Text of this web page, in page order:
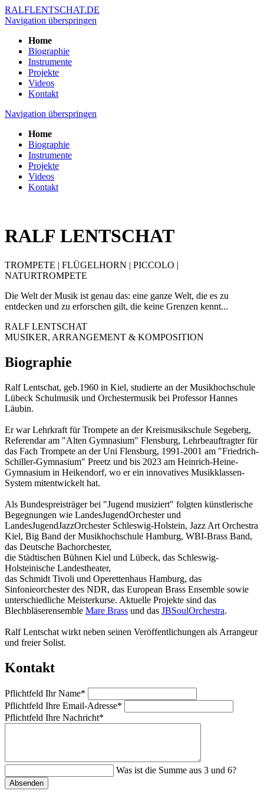
RALFLENTSCHAT.DE
Navigation überspringen
Home
Biographie
Instrumente
Projekte
Videos
Kontakt
Navigation überspringen
Home
Biographie
Instrumente
Projekte
Videos
Kontakt
RALF LENTSCHAT
TROMPETE | FLÜGELHORN | PICCOLO |
NATURTROMPETE
Die Welt der Musik ist genau das: eine ganze Welt, die es zu
entdecken und zu erforschen gilt, die keine Grenzen kennt...
RALF LENTSCHAT
MUSIKER, ARRANGEMENT & KOMPOSITION
Biographie
Ralf Lentschat, geb.1960 in Kiel, studierte an der Musikhochschule
Lübeck Schulmusik und Orchestermusik bei Professor Hannes
Läubin.
Er war Lehrkraft für Trompete an der Kreismusikschule Segeberg,
Referendar am "Alten Gymnasium" Flensburg, Lehrbeauftragter für
das Fach Trompete an der Uni Flensburg, 1991-2001 am "Friedrich-
Schiller-Gymnasium" Preetz und bis 2023 am Heinrich-Heine-
Gymnasium in Heikendorf, wo er ein innovatives Musikklassen-
System mitentwickelt hat.
Als Bundespreisträger bei "Jugend musiziert" folgten künstlerische
Begegnungen wie LandesJugendOrchester und
LandesJugendJazzOrchester Schleswig-Holstein, Jazz Art Orchestra
Kiel, Big Band der Musikhochschule Hamburg, WBI-Brass Band,
das Deutsche Bachorchester,
die Städtischen Bühnen Kiel und Lübeck, das Schleswig-
Holsteinische Landestheater,
das Schmidt Tivoli und Operettenhaus Hamburg, das
Sinfonieorchester des NDR, das European Brass Ensemble sowie
unterschiedliche Meisterkurse. Aktuelle Projekte sind das
Blechbläserensemble Mare Brass und das JBSoulOrchestra.
Ralf Lentschat wirkt neben seinen Veröffentlichungen als Arrangeur
und freier Solist.
Kontakt
Pflichtfeld Ihr Name*
Pflichtfeld Ihre Email-Adresse*
Pflichtfeld Ihre Nachricht*
Was ist die Summe aus 3 und 6?
Absenden